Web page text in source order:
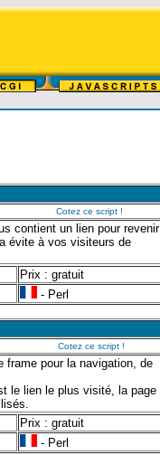
Cotez ce script !
contient un lien pour revenir
évite à vos visiteurs de
Prix : gratuit
- Perl
Cotez ce script !
frame pour la navigation, de
le lien le plus visité, la page
Prix : gratuit
- Perl